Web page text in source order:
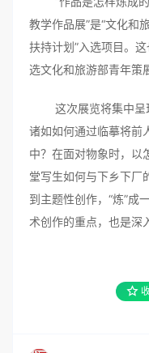
教学作品展”是“文化和
扶持计划”入选项目。
选文化和旅游部青年策
这次展览将集中呈现
诸如如何通过临摹将前
中？在面对物象时，以
堂写生如何与下乡下厂
到主题性创作，“炼”成
术创作的重点，也是深